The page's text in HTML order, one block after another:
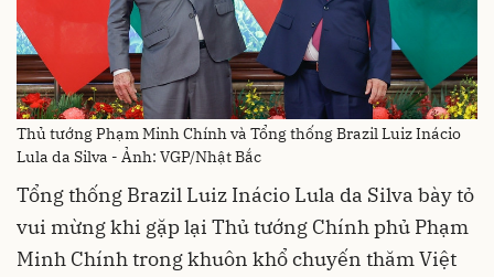
Thủ tướng Phạm Minh Chính và Tổng thống Brazil Luiz Inácio
Lula da Silva - Ảnh: VGP/Nhật Bắc
Tổng thống Brazil Luiz Inácio Lula da Silva bày tỏ
vui mừng khi gặp lại Thủ tướng Chính phủ Phạm
Minh Chính trong khuôn khổ chuyến thăm Việt